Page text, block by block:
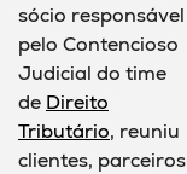
sócio responsável
pelo Contencioso
Judicial do time
de Direito
Tributário, reuniu
clientes, parceiros